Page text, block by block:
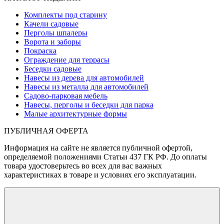
Комплекты под старину
Качели садовые
Перголы шпалеры
Ворота и заборы
Покраска
Ограждение для террасы
Беседки садовые
Навесы из дерева для автомобилей
Навесы из металла для автомобилей
Садово-парковая мебель
Навесы, перголы и беседки для парка
Малые архитектурные формы
ПУБЛИЧНАЯ ОФЕРТА
Информация на сайте не является публичной офертой,
определяемой положениями Статьи 437 ГК РФ. До оплаты
товара удостоверьтесь во всех для вас важных
характеристиках в товаре и условиях его эксплуатации.